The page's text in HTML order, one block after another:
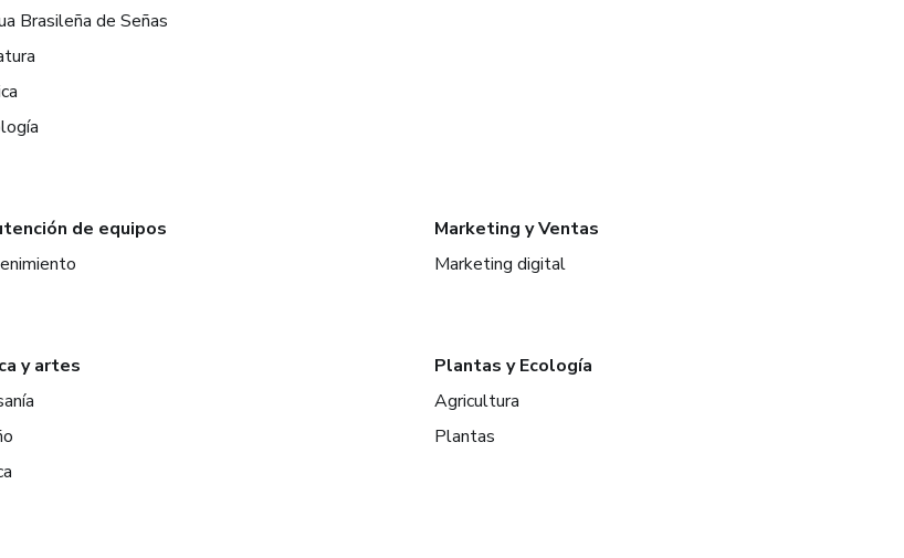
Brasileña de Señas
de equipos
Marketing y Ventas
Marketing digital
y artes
Plantas y Ecología
Agricultura
Plantas